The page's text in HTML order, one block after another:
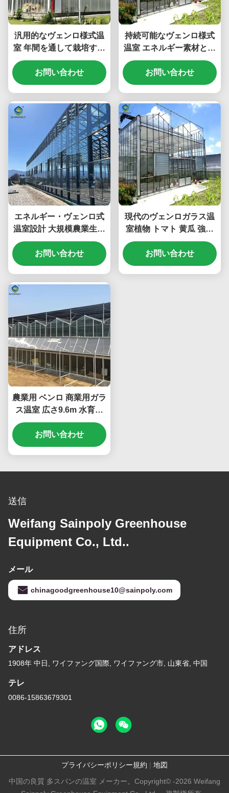
汎用的なヴェンロ様式温
室 年間を通して栽培する
ためのエネルギー隔離と
自動化気候規制
お問い合わせ
持続可能なヴェンロ様式
温室 エネルギー素材と再
生可能エネルギーシステ
ムを利用するグリーン農
業イニシアチブを支援す
お問い合わせ
エネルギー・ヴェンロ式
温室設計 大規模農業生産
に適した 植物の成長条件
を向上させる
お問い合わせ
現代のヴェンロガラス温
室植物 トマト 黄瓜 強い
風力抵抗力
お問い合わせ
農業用 ベンロ 商業用ガラ
ス温室 広さ9.6m 水育シ
ステム
お問い合わせ
送信
Weifang Sainpoly Greenhouse
Equipment Co., Ltd..
メール
chinagoodgreenhouse10@sainpoly.com
住所
アドレス
1908年 中日, ワイファング国際, ワイファング市, 山東省, 中国
テレ
0086-15863679301
プライバシーポリシー規約 | 地図
中国の良質 多スパンの温室 メーカー。Copyright© -2026 Weifang